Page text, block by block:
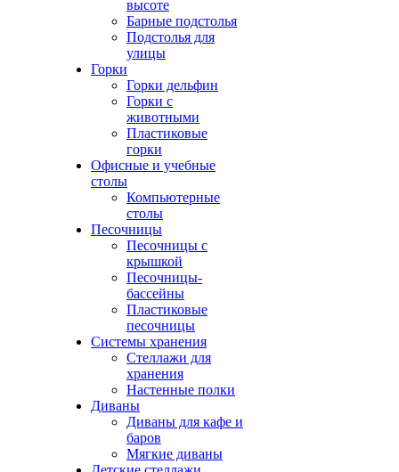
высоте
Барные подстолья
Подстолья для
улицы
Горки
Горки дельфин
Горки с
животными
Пластиковые
горки
Офисные и учебные
столы
Компьютерные
столы
Песочницы
Песочницы с
крышкой
Песочницы-
бассейны
Пластиковые
песочницы
Системы хранения
Стеллажи для
хранения
Настенные полки
Диваны
Диваны для кафе и
баров
Мягкие диваны